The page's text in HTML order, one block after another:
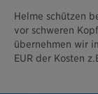
Helme schützen
vor schweren
übernehmen wir
EUR der Kosten